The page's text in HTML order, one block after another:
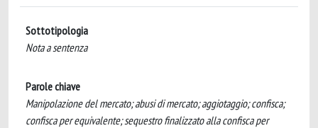
Sottotipologia
Nota a sentenza
Parole chiave
Manipolazione del mercato; abusi di mercato; aggiotaggio; confisca;
confisca per equivalente; sequestro finalizzato alla confisca per